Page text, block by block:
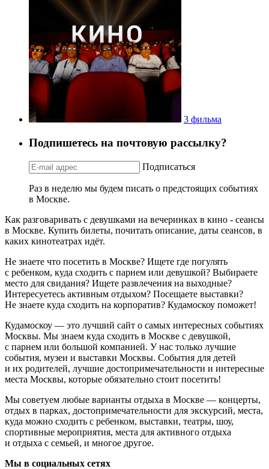
3 фильма
Подпишетесь на почтовую рассылку?
Подписаться
Раз в неделю мы будем писать о предстоящих событиях
в Москве.
Как разговаривать с девушками на вечеринках в кино - сеансы
в Москве. Купить билеты, почитать описание, даты сеансов, в
каких кинотеатрах идёт.
Не знаете что посетить в Москве? Ищете где погулять
с ребенком, куда сходить с парнем или девушкой? Выбираете
место для свидания? Ищете развлечения на выходные?
Интересуетесь активным отдыхом? Посещаете выставки?
Не знаете куда сходить на корпоратив? Кудамоскоу поможет!
Кудамоскоу — это лучший сайт о самых интересных событиях
Москвы. Мы знаем куда сходить в Москве с девушкой,
с парнем или большой компанией. У нас только лучшие
события, музеи и выставки Москвы. События для детей
и их родителей, лучшие достопримечательности и интересные
места Москвы, которые обязательно стоит посетить!
Мы советуем любые варианты отдыха в Москве — концерты,
отдых в парках, достопримечательности для экскурсий, места,
куда можно сходить с ребенком, выставки, театры, шоу,
спортивные мероприятия, места для активного отдыха
и отдыха с семьей, и многое другое.
Мы в социальных сетях